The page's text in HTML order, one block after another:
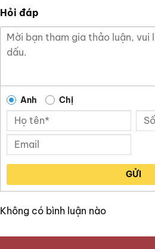
Hỏi đáp
Anh Chị
GỬI
Không có bình luận nào